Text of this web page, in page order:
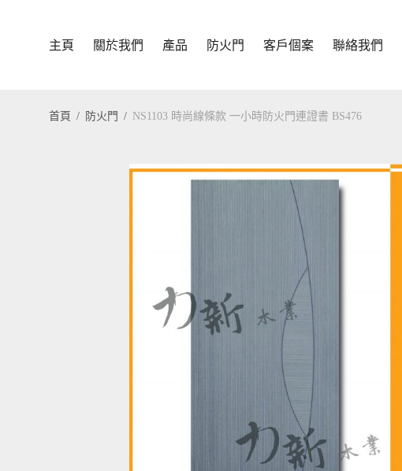
主頁 關於我們 產品 防火門 客戶個案 聯絡我們
首頁 / 防火門 / NS1103 時尚線條款 一小時防火門連證書 BS476